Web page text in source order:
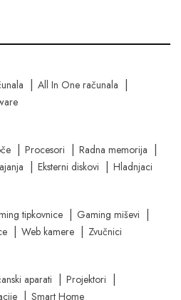
All In One računala
Procesori
Radna memorija
Eksterni diskovi
Hladnjaci
tipkovnice
Gaming miševi
Web kamere
Zvučnici
aparati
Projektori
Smart Home